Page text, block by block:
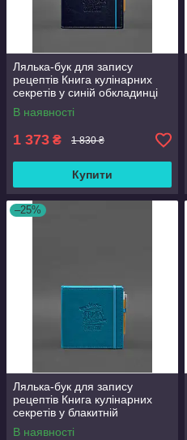
Лялька-бук для запису
рецептів Книга кулінарних
секретів у синій обкладинці
BlankNote
В наявності
1 373 ₴ 1 830 ₴
Купити
–25%
Лялька-бук для запису
рецептів Книга кулінарних
секретів у блакитній
обкладинці BlankNote
В наявності